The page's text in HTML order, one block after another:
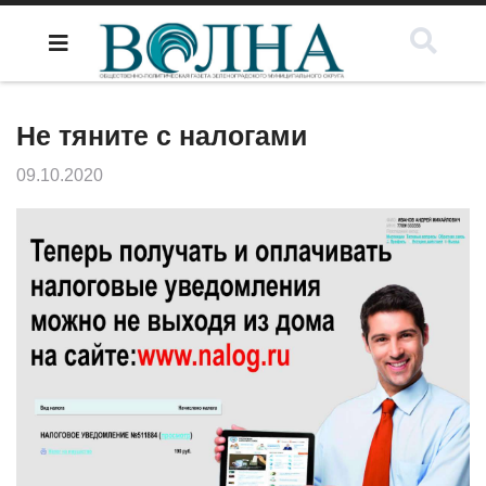
Не тяните с налогами
09.10.2020